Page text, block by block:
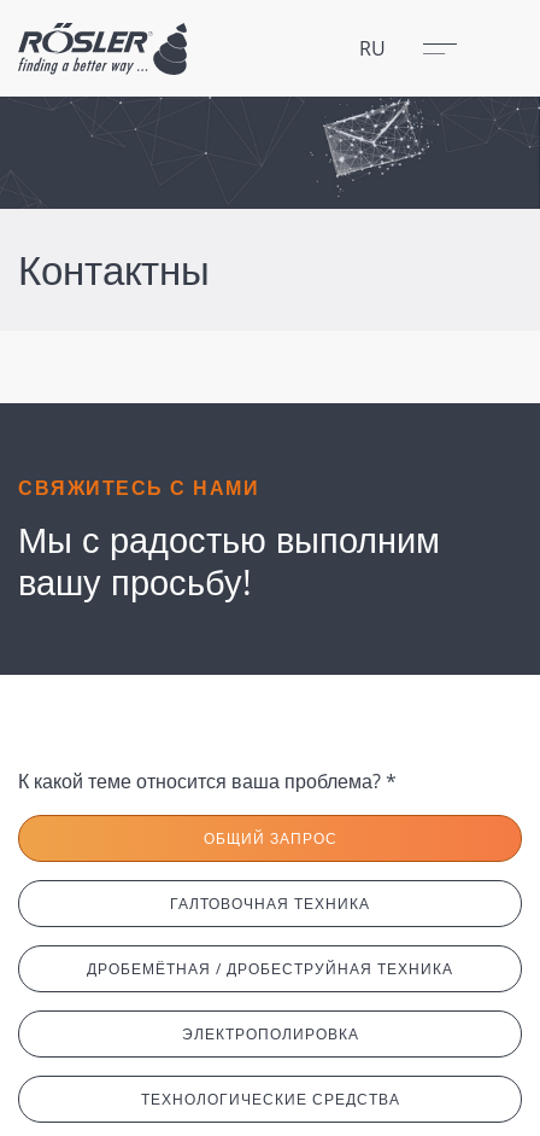
RU Меню
Закрыть
Контактны
СВЯЖИТЕСЬ С НАМИ
Мы с радостью выполним
вашу просьбу!
К какой теме относится ваша проблема? *
ОБЩИЙ ЗАПРОС
ГАЛТОВОЧНАЯ ТЕХНИКА
ДРОБЕМЁТНАЯ / ДРОБЕСТРУЙНАЯ ТЕХНИКА
ЭЛЕКТРОПОЛИРОВКА
ТЕХНОЛОГИЧЕСКИЕ СРЕДСТВА